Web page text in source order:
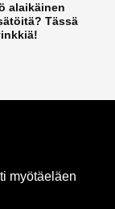
alaikäinen
Tässä
myötäeläen